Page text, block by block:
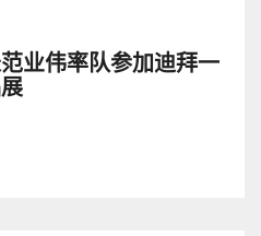
业伟率队参加迪拜一